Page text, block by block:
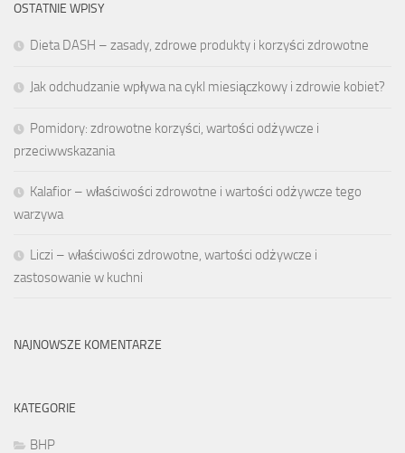
OSTATNIE WPISY
Dieta DASH – zasady, zdrowe produkty i korzyści zdrowotne
Jak odchudzanie wpływa na cykl miesiączkowy i zdrowie kobiet?
Pomidory: zdrowotne korzyści, wartości odżywcze i
przeciwwskazania
Kalafior – właściwości zdrowotne i wartości odżywcze tego
warzywa
Liczi – właściwości zdrowotne, wartości odżywcze i
zastosowanie w kuchni
NAJNOWSZE KOMENTARZE
KATEGORIE
BHP